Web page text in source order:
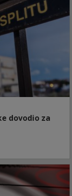
dovodio za